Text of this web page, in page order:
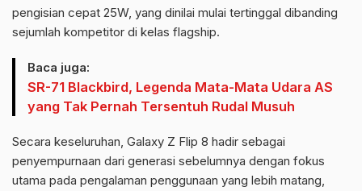
pengisian cepat 25W, yang dinilai mulai tertinggal dibanding
sejumlah kompetitor di kelas flagship.
Baca juga:
SR-71 Blackbird, Legenda Mata-Mata Udara AS
yang Tak Pernah Tersentuh Rudal Musuh
Secara keseluruhan, Galaxy Z Flip 8 hadir sebagai
penyempurnaan dari generasi sebelumnya dengan fokus
utama pada pengalaman penggunaan yang lebih matang,